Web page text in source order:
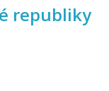
republiky